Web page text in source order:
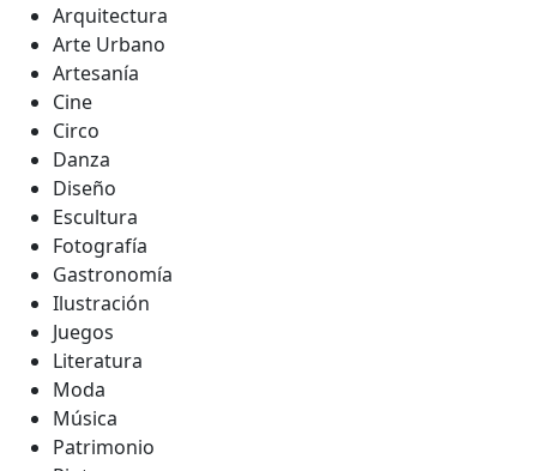
Arquitectura
Arte Urbano
Artesanía
Cine
Circo
Danza
Diseño
Escultura
Fotografía
Gastronomía
Ilustración
Juegos
Literatura
Moda
Música
Patrimonio